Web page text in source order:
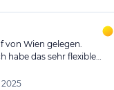
von Wien gelegen.
habe das sehr flexible…
2025